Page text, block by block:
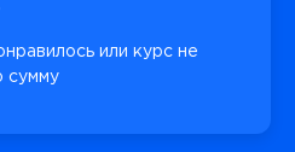
или курс не
сумму